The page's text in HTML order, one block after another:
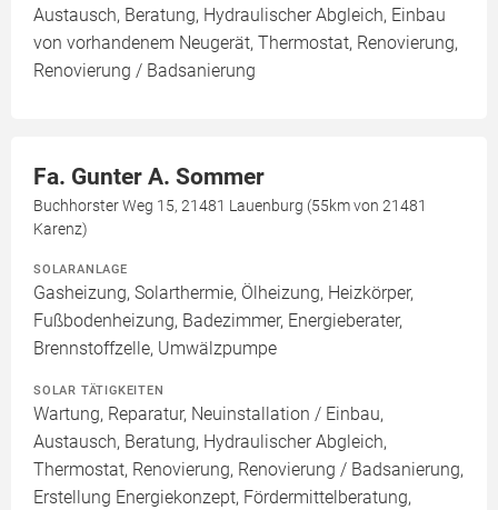
Austausch, Beratung, Hydraulischer Abgleich, Einbau
von vorhandenem Neugerät, Thermostat, Renovierung,
Renovierung / Badsanierung
Fa. Gunter A. Sommer
Buchhorster Weg 15, 21481 Lauenburg (55km von 21481
Karenz)
SOLARANLAGE
Gasheizung, Solarthermie, Ölheizung, Heizkörper,
Fußbodenheizung, Badezimmer, Energieberater,
Brennstoffzelle, Umwälzpumpe
SOLAR TÄTIGKEITEN
Wartung, Reparatur, Neuinstallation / Einbau,
Austausch, Beratung, Hydraulischer Abgleich,
Thermostat, Renovierung, Renovierung / Badsanierung,
Erstellung Energiekonzept, Fördermittelberatung,